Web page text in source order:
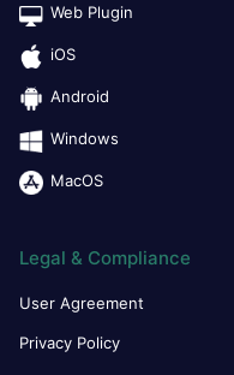
Web Plugin
iOS
Android
Windows
MacOS
Legal & Compliance
User Agreement
Privacy Policy